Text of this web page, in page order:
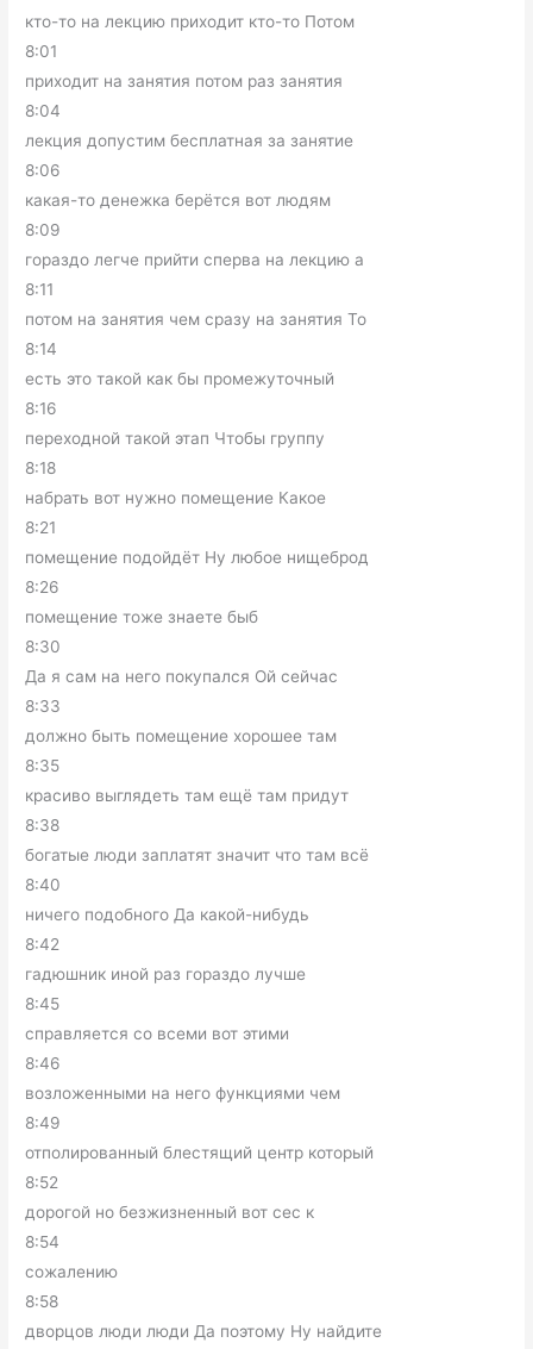
кто-то на лекцию приходит кто-то Потом
8:01
приходит на занятия потом раз занятия
8:04
лекция допустим бесплатная за занятие
8:06
какая-то денежка берётся вот людям
8:09
гораздо легче прийти сперва на лекцию а
8:11
потом на занятия чем сразу на занятия То
8:14
есть это такой как бы промежуточный
8:16
переходной такой этап Чтобы группу
8:18
набрать вот нужно помещение Какое
8:21
помещение подойдёт Ну любое нищеброд
8:26
помещение тоже знаете быб
8:30
Да я сам на него покупался Ой сейчас
8:33
должно быть помещение хорошее там
8:35
красиво выглядеть там ещё там придут
8:38
богатые люди заплатят значит что там всё
8:40
ничего подобного Да какой-нибудь
8:42
гадюшник иной раз гораздо лучше
8:45
справляется со всеми вот этими
8:46
возложенными на него функциями чем
8:49
отполированный блестящий центр который
8:52
дорогой но безжизненный вот сес к
8:54
сожалению
8:58
дворцов люди люди Да поэтому Ну найдите